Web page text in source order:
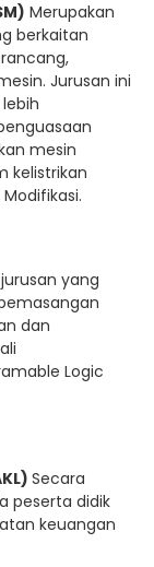
Merupakan
berkaitan
Jurusan ini
mesin
kelistrikan
yang
dan
Logic
Secara
peserta didik
keuangan